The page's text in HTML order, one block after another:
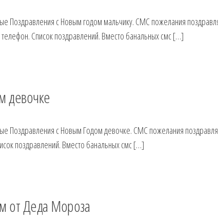
Поздравления с Новым годом мальчику. СМС пожелания
Список поздравлений. Вместо банальных смс […]
девочке
Поздравления с Новым Годом девочке. СМС пожелания
поздравлений. Вместо банальных смс […]
от Деда Мороза